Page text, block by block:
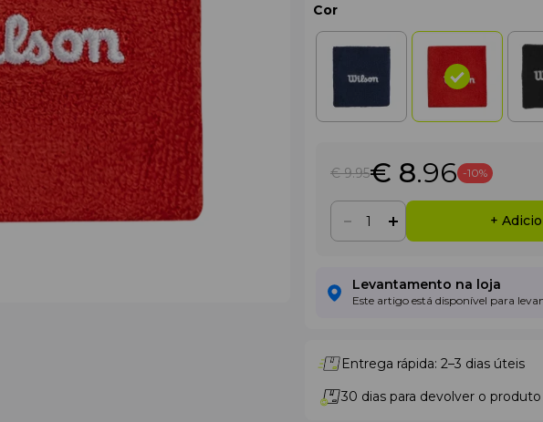
Cor
€ 9.95€ 8.96 -10%
+
Levantamento na loja
Este artigo está disponível para
Entrega rápida: 2–3 dias úteis
30 dias para devolver o produto